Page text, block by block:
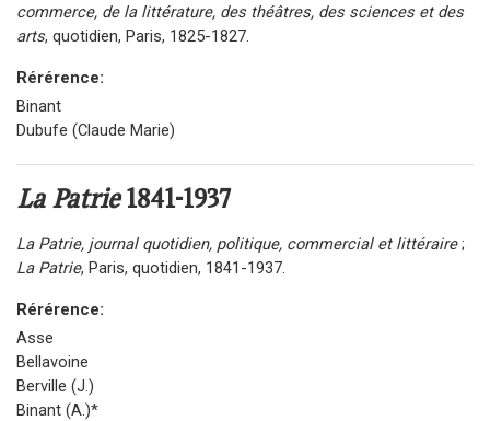
commerce, de la littérature, des théâtres, des sciences et des
arts, quotidien, Paris, 1825-1827.
Rérérence:
Binant
Dubufe (Claude Marie)
La Patrie1841-1937
La Patrie, journal quotidien, politique, commercial et littéraire;
La Patrie, Paris, quotidien, 1841-1937.
Rérérence:
Asse
Bellavoine
Berville (J.)
Binant (A.)*